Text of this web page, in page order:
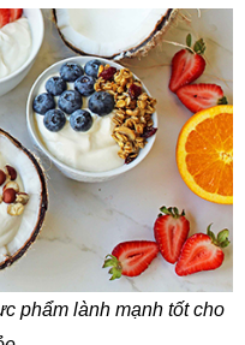
phẩm lành mạnh tốt cho